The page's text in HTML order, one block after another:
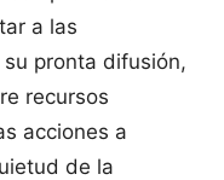
a las
pronta difusión,
recursos
acciones a
de la